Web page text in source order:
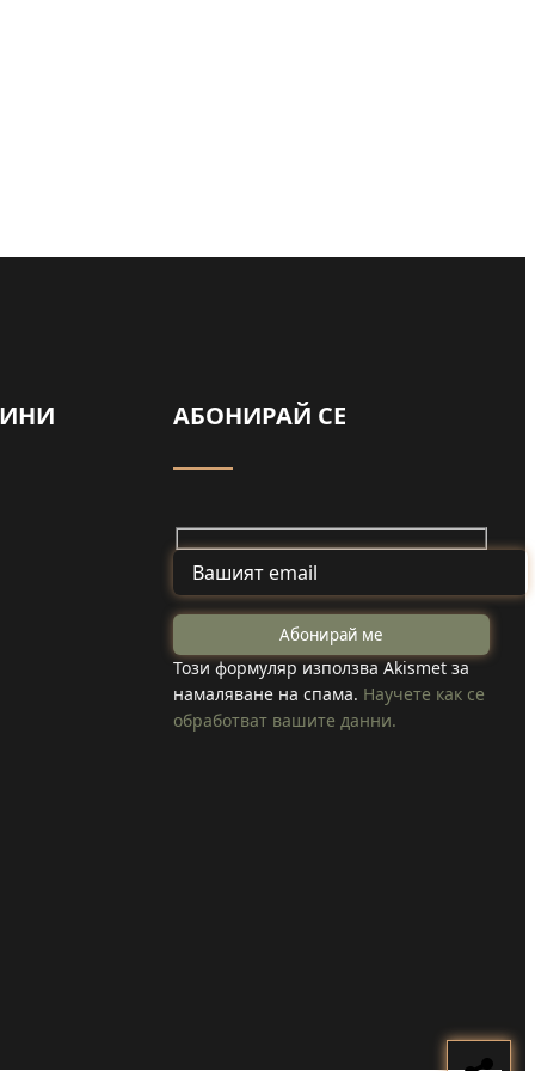
Задържаха мъж
от Смолча,
заплашил
АБОНИРАЙ СЕ
Този формуляр използва Akismet за
намаляване на спама. Научете как се
обработват вашите данни.